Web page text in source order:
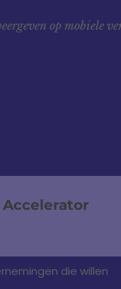
op mobiele
die willen